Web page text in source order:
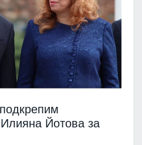
Йотова за